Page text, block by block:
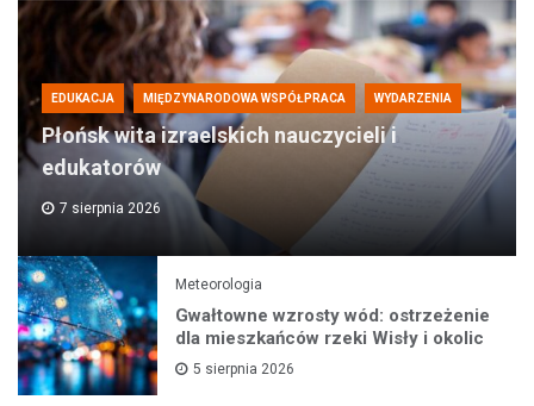
EDUKACJA MIĘDZYNARODOWA WSPÓŁPRACA WYDARZENIA
Płońsk wita izraelskich nauczycieli i
edukatorów
7 sierpnia 2026
Meteorologia
Gwałtowne wzrosty wód: ostrzeżenie
dla mieszkańców rzeki Wisły i okolic
5 sierpnia 2026